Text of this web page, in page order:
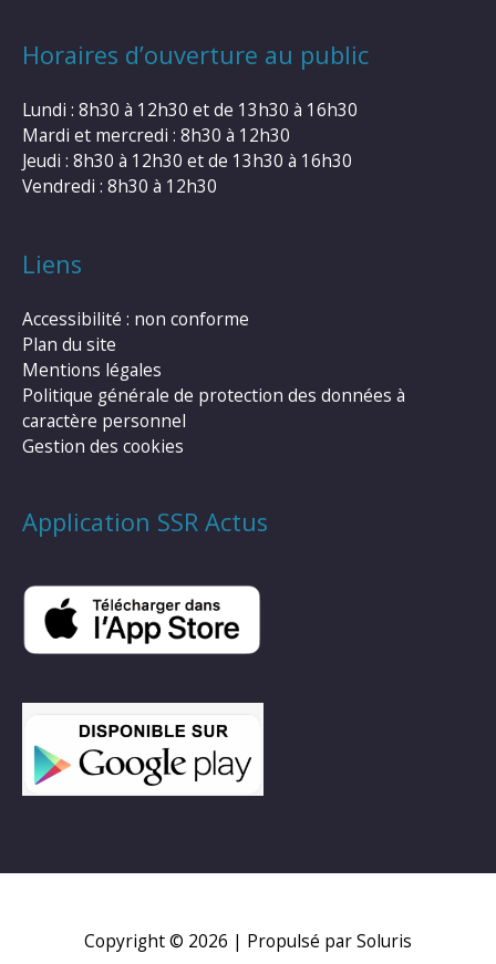
Horaires d’ouverture au public
Lundi : 8h30 à 12h30 et de 13h30 à 16h30
Mardi et mercredi : 8h30 à 12h30
Jeudi : 8h30 à 12h30 et de 13h30 à 16h30
Vendredi : 8h30 à 12h30
Liens
Accessibilité : non conforme
Plan du site
Mentions légales
Politique générale de protection des données à
caractère personnel
Gestion des cookies
Application SSR Actus
Copyright © 2026 | Propulsé par Soluris